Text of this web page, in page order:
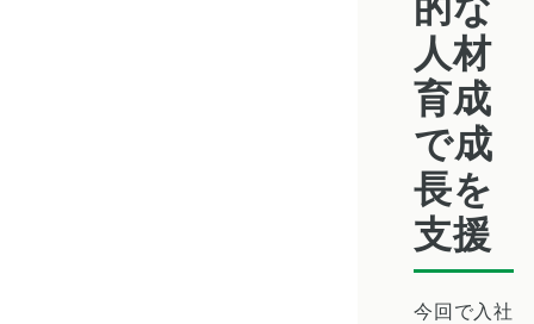
人材
育成
で成
長を
支援
今回で入社